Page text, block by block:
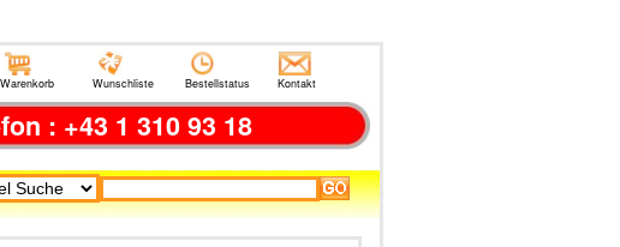
Warenkorb Wunschliste Bestellstatus Kontakt
: +43 1 310 93 18